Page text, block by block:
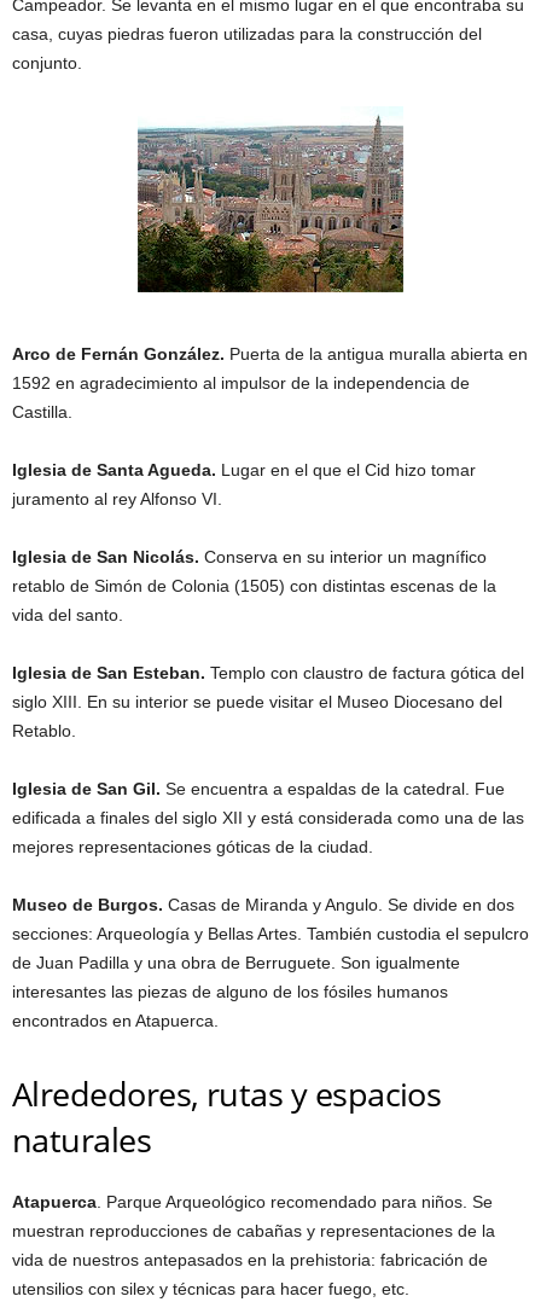
Campeador. Se levanta en el mismo lugar en el que encontraba su
casa, cuyas piedras fueron utilizadas para la construcción del
conjunto.
Arco de Fernán González. Puerta de la antigua muralla abierta en
1592 en agradecimiento al impulsor de la independencia de
Castilla.
Iglesia de Santa Agueda. Lugar en el que el Cid hizo tomar
juramento al rey Alfonso VI.
Iglesia de San Nicolás. Conserva en su interior un magnífico
retablo de Simón de Colonia (1505) con distintas escenas de la
vida del santo.
Iglesia de San Esteban. Templo con claustro de factura gótica del
siglo XIII. En su interior se puede visitar el Museo Diocesano del
Retablo.
Iglesia de San Gil. Se encuentra a espaldas de la catedral. Fue
edificada a finales del siglo XII y está considerada como una de las
mejores representaciones góticas de la ciudad.
Museo de Burgos. Casas de Miranda y Angulo. Se divide en dos
secciones: Arqueología y Bellas Artes. También custodia el sepulcro
de Juan Padilla y una obra de Berruguete. Son igualmente
interesantes las piezas de alguno de los fósiles humanos
encontrados en Atapuerca.
Alrededores, rutas y espacios
naturales
Atapuerca. Parque Arqueológico recomendado para niños. Se
muestran reproducciones de cabañas y representaciones de la
vida de nuestros antepasados en la prehistoria: fabricación de
utensilios con silex y técnicas para hacer fuego, etc.